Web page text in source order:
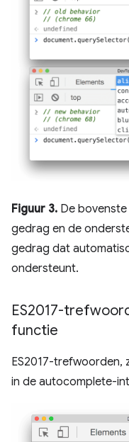
Figuur 3. De
gedrag en de
gedrag dat
ondersteunt.
ES2017-
functie
ES2017-trefwoorden,
in de autocomplete-